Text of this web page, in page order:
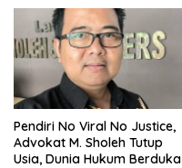
Pendiri No Viral No Justice,
Advokat M. Sholeh Tutup
Usia, Dunia Hukum Berduka